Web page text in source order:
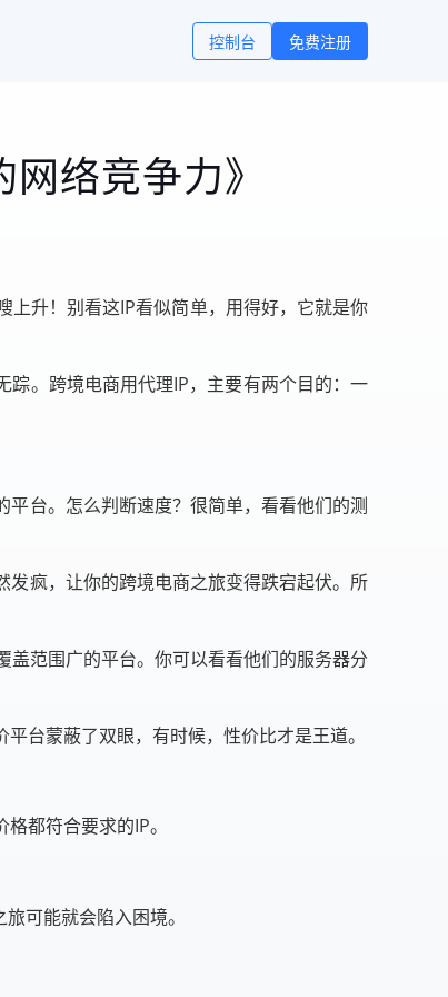
控制台 免费注册
络竞争力》
上升！别看这IP看似简单，用得好，它就是你
踪。跨境电商用代理IP，主要有两个目的：一
台。怎么判断速度？很简单，看看他们的测
疯，让你的跨境电商之旅变得跌宕起伏。所
范围广的平台。你可以看看他们的服务器分
台蒙蔽了双眼，有时候，性价比才是王道。
都符合要求的IP。
可能就会陷入困境。